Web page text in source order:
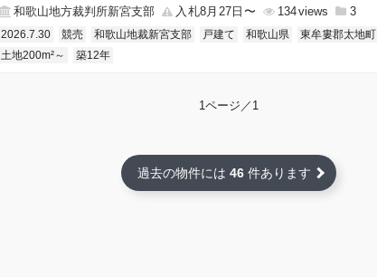
和歌山地方裁判所新宮支部
入札8月27日〜 134 3
2026.7.30 競売 和歌山地裁新宮支部 戸建て 和歌山県 東牟婁郡太地町
土地200m²～
築12年
1ページ／1
過去の物件には 46 件あります